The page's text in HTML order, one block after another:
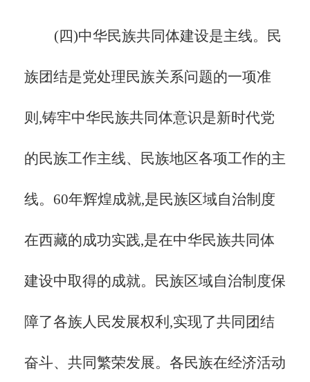
(四)中华民族共同体建设是主线。民
族团结是党处理民族关系问题的一项准
则,铸牢中华民族共同体意识是新时代党
的民族工作主线、民族地区各项工作的主
线。 60年辉煌成就,是民族区域自治制度
在西藏的成功实践,是在中华民族共同体
建设中取得的成就。民族区域自治制度保
障了各族人民发展权利,实现了共同团结
奋斗、共同繁荣发展。各民族在经济活动